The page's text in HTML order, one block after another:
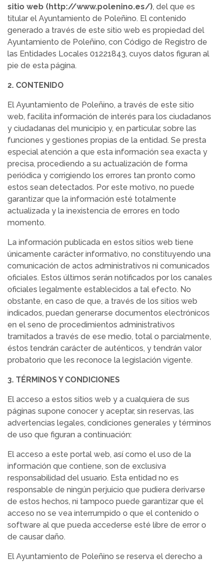
sitio web (http://www.polenino.es/), del que es
titular el Ayuntamiento de Poleñino. El contenido
generado a través de este sitio web es propiedad del
Ayuntamiento de Poleñino, con Código de Registro de
las Entidades Locales 01221843, cuyos datos figuran al
pie de esta página.
2. CONTENIDO
El Ayuntamiento de Poleñino, a través de este sitio
web, facilita información de interés para los ciudadanos
y ciudadanas del municipio y, en particular, sobre las
funciones y gestiones propias de la entidad. Se presta
especial atención a que esta información sea exacta y
precisa, procediendo a su actualización de forma
periódica y corrigiendo los errores tan pronto como
estos sean detectados. Por este motivo, no puede
garantizar que la información esté totalmente
actualizada y la inexistencia de errores en todo
momento.
La información publicada en estos sitios web tiene
únicamente carácter informativo, no constituyendo una
comunicación de actos administrativos ni comunicados
oficiales. Estos últimos serán notificados por los canales
oficiales legalmente establecidos a tal efecto. No
obstante, en caso de que, a través de los sitios web
indicados, puedan generarse documentos electrónicos
en el seno de procedimientos administrativos
tramitados a través de ese medio, total o parcialmente,
éstos tendrán carácter de auténticos, y tendrán valor
probatorio que les reconoce la legislación vigente.
3. TÉRMINOS Y CONDICIONES
El acceso a estos sitios web y a cualquiera de sus
páginas supone conocer y aceptar, sin reservas, las
advertencias legales, condiciones generales y términos
de uso que figuran a continuación:
El acceso a este portal web, así como el uso de la
información que contiene, son de exclusiva
responsabilidad del usuario. Esta entidad no es
responsable de ningún perjuicio que pudiera derivarse
de estos hechos, ni tampoco puede garantizar que el
acceso no se vea interrumpido o que el contenido o
software al que pueda accederse esté libre de error o
de causar daño.
El Ayuntamiento de Poleñino se reserva el derecho a